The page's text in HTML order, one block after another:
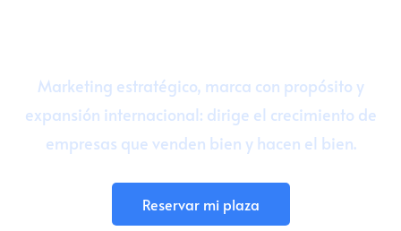
Doctorado
Marketing estratégico, marca con propósito y
expansión internacional: dirige el crecimiento de
empresas que venden bien y hacen el bien.
Reservar mi plaza